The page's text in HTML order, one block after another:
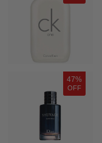
47%
OFF